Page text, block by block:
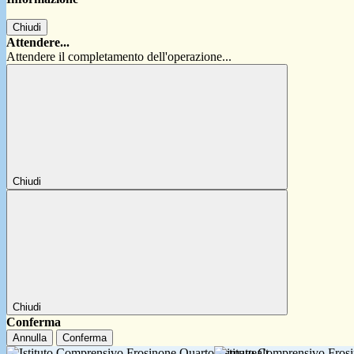
Chiudi
Attendere...
Attendere il completamento dell'operazione...
Chiudi
Chiudi
Conferma
Annulla Conferma